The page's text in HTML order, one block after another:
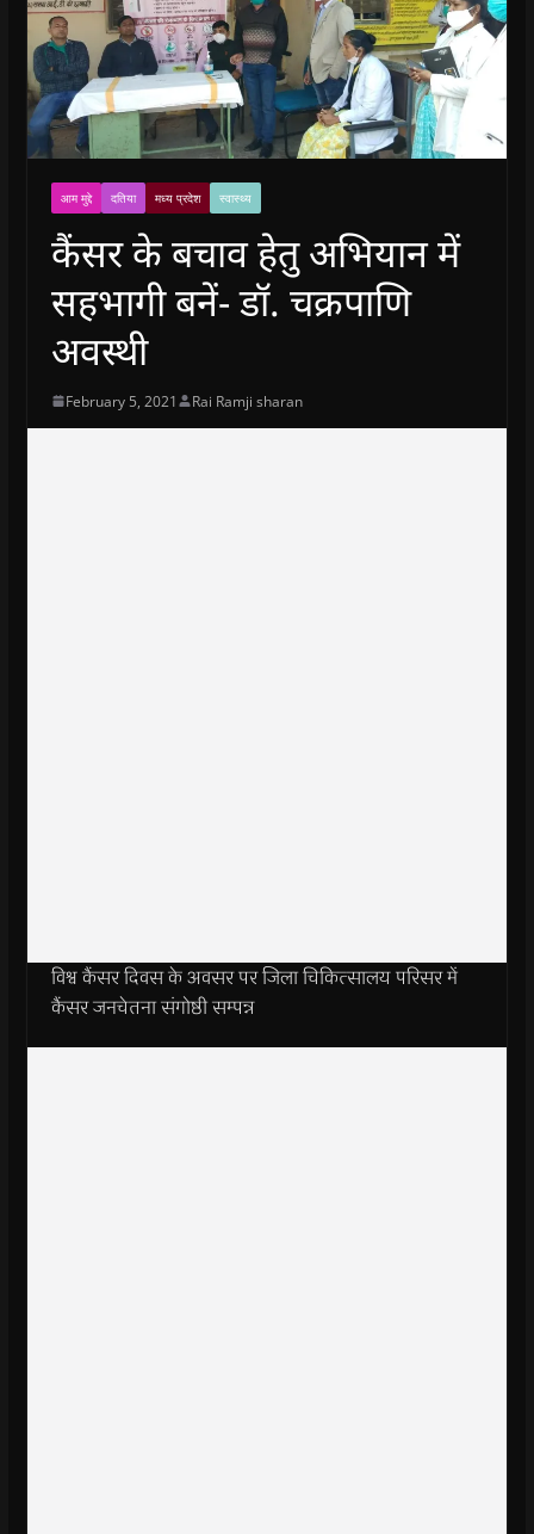
आम मुद्दे दतिया मध्य प्रदेश स्वास्थ्य
कैंसर के बचाव हेतु अभियान में
सहभागी बनें- डॉ. चक्रपाणि
अवस्थी
February 5, 2021 Rai Ramji sharan
विश्व कैंसर दिवस के अवसर पर जिला चिकित्सालय परिसर में
कैंसर जनचेतना संगोष्ठी सम्पन्न